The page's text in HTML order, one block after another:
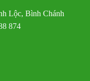
Lộc, Bình Chánh
874